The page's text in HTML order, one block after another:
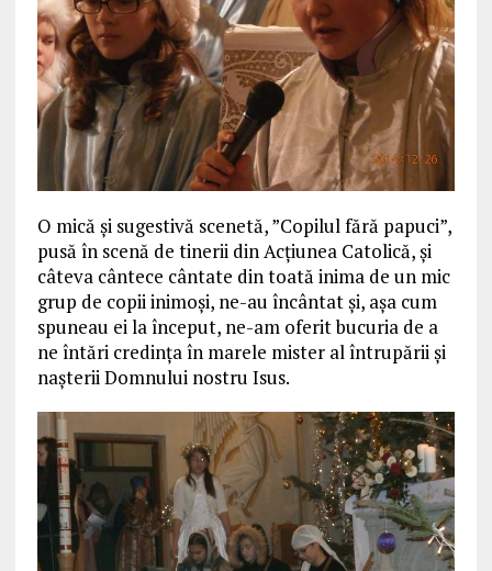
O mică și sugestivă scenetă, ”Copilul fără papuci”,
pusă în scenă de tinerii din Acțiunea Catolică, și
câteva cântece cântate din toată inima de un mic
grup de copii inimoși, ne-au încântat și, așa cum
spuneau ei la început, ne-am oferit bucuria de a
ne întări credința în marele mister al întrupării și
nașterii Domnului nostru Isus.